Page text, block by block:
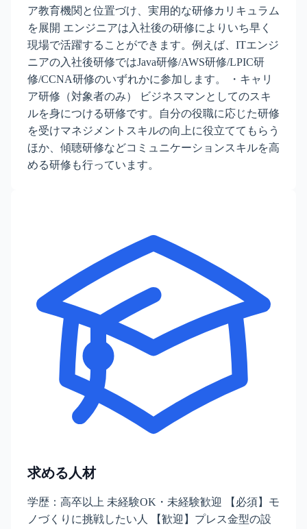
ア教育機関と位置づけ、実用的な研修カリキュラム
を展開 エンジニアは入社後の研修によりいち早く
現場で活躍することができます。例えば、ITエンジ
ニアの入社後研修ではJava研修/AWS研修/LPIC研
修/CCNA研修のいずれかに参加します。 ・キャリ
ア研修（対象者のみ） ビジネスマンとしてのスキ
ルを身につける研修です。自分の役職に応じた研修
を受けマネジメントスキルの向上に役立ててもらう
ほか、傾聴研修などコミュニケーションスキルを高
める研修も行っています。
求める人材
学歴：高卒以上 未経験OK・未経験歓迎 【必須】モ
ノづくりに挑戦したい人 【歓迎】プレス金型の設